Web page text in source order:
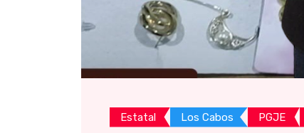
Estatal Los Cabos PGJE